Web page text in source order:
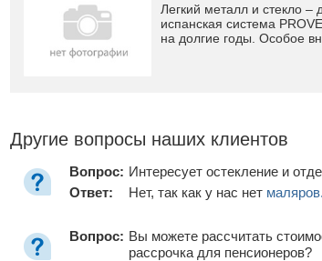
Легкий металл и стекло
испанская система
на долгие годы. Особое
Другие вопросы наших клиентов
Вопрос: Интересует остекление и
Ответ:
Нет, так как у нас нет
Вопрос: Вы можете рассчитать
рассрочка для пенсионеров?